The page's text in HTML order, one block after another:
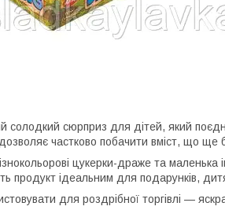
солодкий сюрприз для дітей, який
частково побачити вміст, що ще
цукерки-драже та маленька
продукт ідеальним для подарунків,
для роздрібної торгівлі —